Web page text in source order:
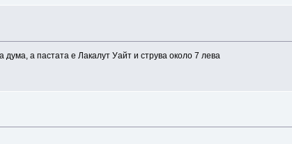
а пастата е Лакалут Уайт и струва около 7 лева